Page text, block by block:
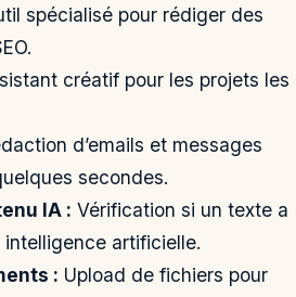
spécialisé pour rédiger des
créatif pour les projets les
d’emails et messages
secondes.
IA : Vérification si un texte a
artificielle.
: Upload de fichiers pour